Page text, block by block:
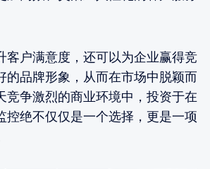
客户满意度，还可以为企业赢得竞
的品牌形象，从而在市场中脱颖而
竞争激烈的商业环境中，投资于在
控绝不仅仅是一个选择，更是一项